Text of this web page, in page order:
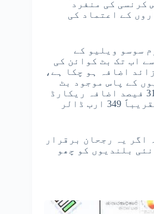
کرنسی کی منفرد
کے اعتماد کی
سوسو ویلیو کے
کے آغاز سے اب تک بٹ کوائن کی
سے زائد اضافہ ہو چکا ہے،
کے پاس موجود بٹ
کوائن کی مقدار میں 31 فیصد اضافہ ریکارڈ
ہوا ہے جس کی مالیت تقریباً 349 ارب ڈالر
اگر یہ رجحان برقرار
بلندیوں کو چھو